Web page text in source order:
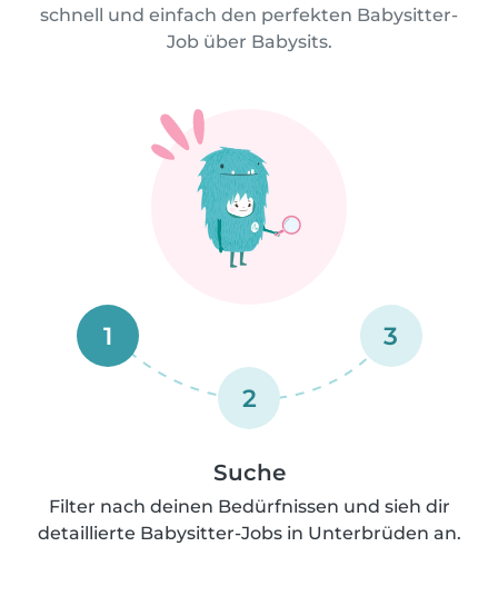
schnell und einfach den perfekten Babysitter-
Job über Babysits.
1
2
3
Suche
Filter nach deinen Bedürfnissen und sieh dir
detaillierte Babysitter-Jobs in Unterbrüden an.